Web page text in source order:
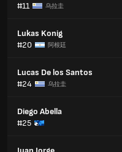
#11
乌拉圭
Lukas Konig
#20
阿根廷
Lucas De los Santos
#24
乌拉圭
Diego Abella
#25